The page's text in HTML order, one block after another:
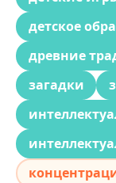
детское
древние
загадки